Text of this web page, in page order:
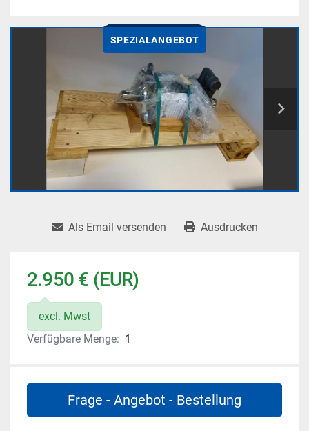
SPEZIALANGEBOT
Als Email versenden Ausdrucken
$3.405,64 (USD) € (EUR)
excl. Mwst
Verfügbare Menge: 1
Frage - Angebot - Bestellung